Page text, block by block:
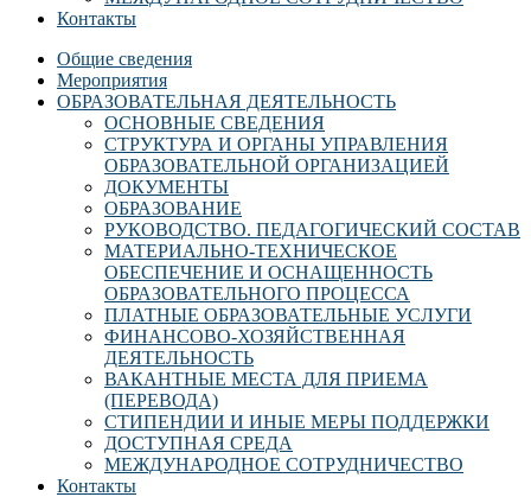
Контакты
Общие сведения
Мероприятия
ОБРАЗОВАТЕЛЬНАЯ ДЕЯТЕЛЬНОСТЬ
ОСНОВНЫЕ СВЕДЕНИЯ
СТРУКТУРА И ОРГАНЫ УПРАВЛЕНИЯ
ОБРАЗОВАТЕЛЬНОЙ ОРГАНИЗАЦИЕЙ
ДОКУМЕНТЫ
ОБРАЗОВАНИЕ
РУКОВОДСТВО. ПЕДАГОГИЧЕСКИЙ СОСТАВ
МАТЕРИАЛЬНО-ТЕХНИЧЕСКОЕ
ОБЕСПЕЧЕНИЕ И ОСНАЩЕННОСТЬ
ОБРАЗОВАТЕЛЬНОГО ПРОЦЕССА
ПЛАТНЫЕ ОБРАЗОВАТЕЛЬНЫЕ УСЛУГИ
ФИНАНСОВО-ХОЗЯЙСТВЕННАЯ
ДЕЯТЕЛЬНОСТЬ
ВАКАНТНЫЕ МЕСТА ДЛЯ ПРИЕМА
(ПЕРЕВОДА)
СТИПЕНДИИ И ИНЫЕ МЕРЫ ПОДДЕРЖКИ
ДОСТУПНАЯ СРЕДА
МЕЖДУНАРОДНОЕ СОТРУДНИЧЕСТВО
Контакты